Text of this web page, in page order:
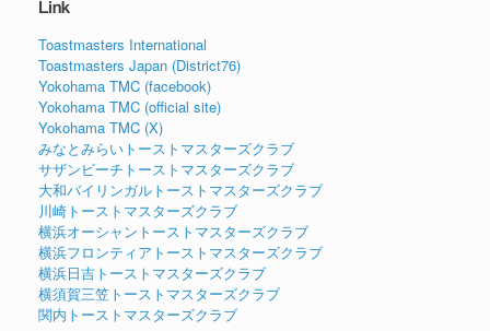
Link
Toastmasters International
Toastmasters Japan (District76)
Yokohama TMC (facebook)
Yokohama TMC (official site)
Yokohama TMC (X)
みなとみらいトーストマスターズクラブ
サザンビーチトーストマスターズクラブ
大和バイリンガルトーストマスターズクラブ
川崎トーストマスターズクラブ
横浜オーシャントーストマスターズクラブ
横浜フロンティアトーストマスターズクラブ
横浜日吉トーストマスターズクラブ
横須賀三笠トーストマスターズクラブ
関内トーストマスターズクラブ